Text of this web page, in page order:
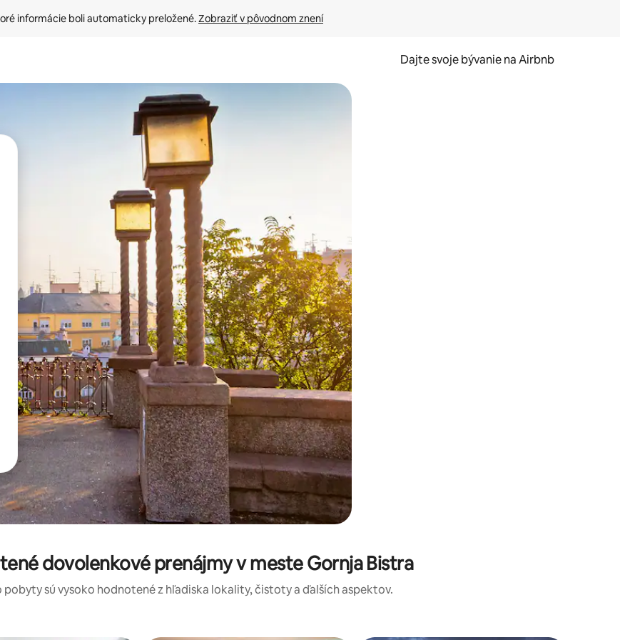
informácie boli automaticky preložené. Zobraziť v pôvodnom znení
Dajte svoje bývanie na Airbnb
pomocou klávesov so šípkami nahor a nadol alebo ich preskúmať pomocou dotykových gest či potiahnutia prstom.
dovolenkové prenájmy v meste Gornja Bistra
sú vysoko hodnotené z hľadiska lokality, čistoty a ďalších aspektov.